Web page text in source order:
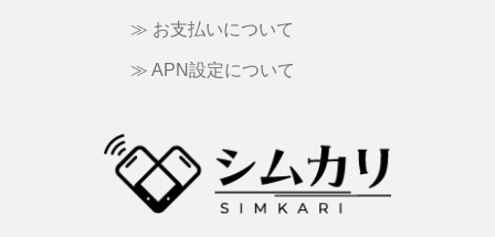
≫ お支払いについて
≫ APN設定について